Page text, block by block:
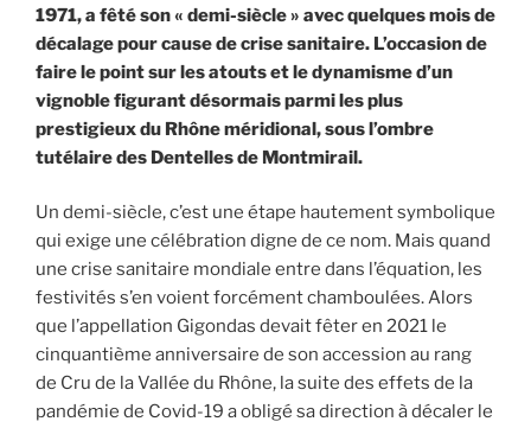
1971, a fêté son « demi-siècle » avec quelques mois de
décalage pour cause de crise sanitaire. L’occasion de
faire le point sur les atouts et le dynamisme d’un
vignoble figurant désormais parmi les plus
prestigieux du Rhône méridional, sous l’ombre
tutélaire des Dentelles de Montmirail.
Un demi-siècle, c’est une étape hautement symbolique
qui exige une célébration digne de ce nom. Mais quand
une crise sanitaire mondiale entre dans l’équation, les
festivités s’en voient forcément chamboulées. Alors
que l’appellation Gigondas devait fêter en 2021 le
cinquantième anniversaire de son accession au rang
de Cru de la Vallée du Rhône, la suite des effets de la
pandémie de Covid-19 a obligé sa direction à décaler le